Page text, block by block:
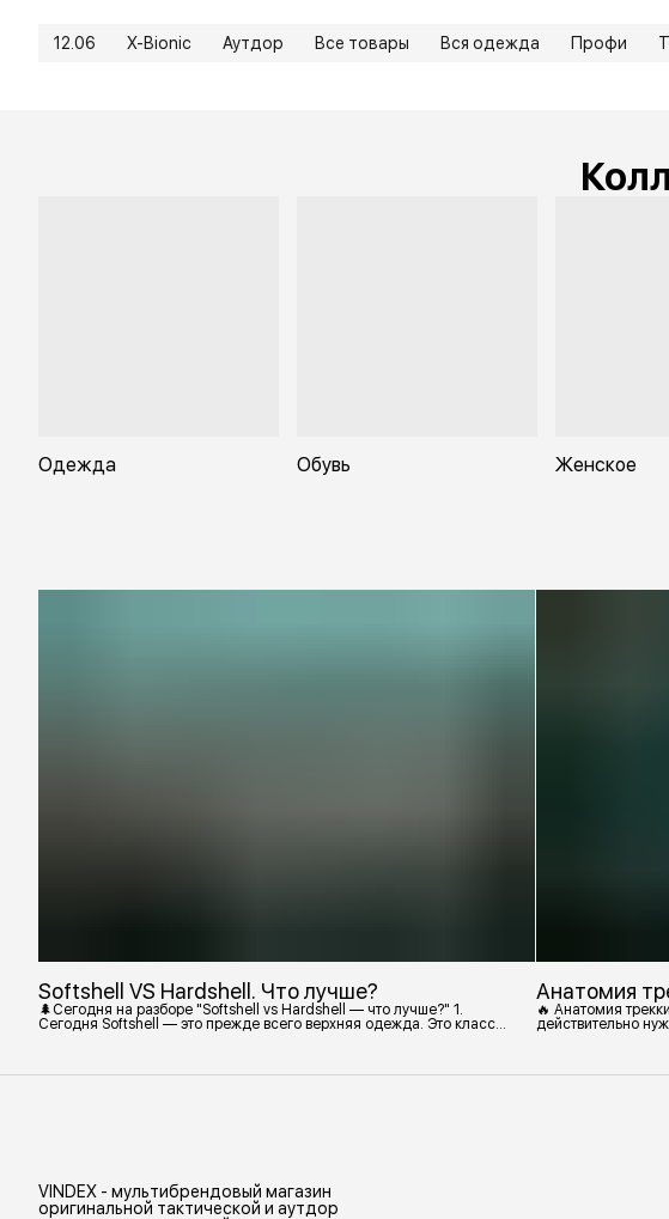
12.06 X-Bionic Аутдор Все товары Вся одежда Профи
Одежда Обувь Женское
Softshell VS Hardshell. Что лучше?
🌲Сегодня на разборе "Softshell vs Hardshell — что лучше?" 1.
Сегодня Softshell — это прежде всего верхняя одежда. Это класс
Анатомия
🔥 Анатомия
действительно
VINDEX - мультибрендовый магазин
оригинальной тактической и аутдор